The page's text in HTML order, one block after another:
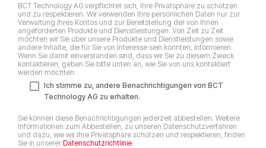
BCT Technology AG verpflichtet sich, Ihre Privatsphäre zu schützen
und zu respektieren. Wir verwenden Ihre persönlichen Daten nur zur
Verwaltung Ihres Kontos und zur Bereitstellung der von Ihnen
angeforderten Produkte und Dienstleistungen. Von Zeit zu Zeit
möchten wir Sie über unsere Produkte und Dienstleistungen sowie
andere Inhalte, die für Sie von Interesse sein könnten, informieren.
Wenn Sie damit einverstanden sind, dass wir Sie zu diesem Zweck
kontaktieren, geben Sie bitte unten an, wie Sie von uns kontaktiert
werden möchten:
Ich stimme zu, andere Benachrichtigungen von BCT
Technology AG zu erhalten.
Sie können diese Benachrichtigungen jederzeit abbestellen. Weitere
Informationen zum Abbestellen, zu unseren Datenschutzverfahren
und dazu, wie wir Ihre Privatsphäre schützen und respektieren, finden
Sie in unserer Datenschutzrichtlinie.